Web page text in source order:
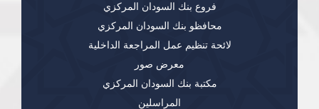
فروع بنك السودان المركزي
محافظو بنك السودان المركزي
لائحة تنظيم عمل المراجعة الداخلية
معرض صور
مكتبة بنك السودان المركزي
المراسلين